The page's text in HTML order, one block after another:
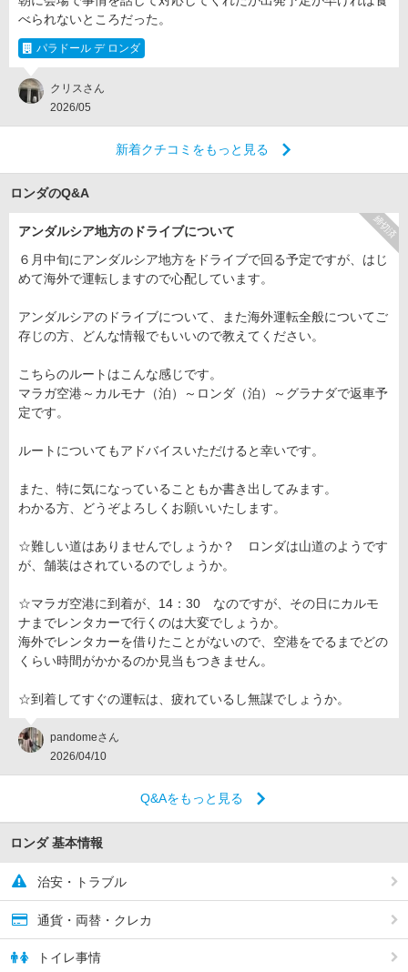
べられないところだった。
パラドール デ ロンダ
クリスさん
2026/05
新着クチコミをもっと見る
ロンダのQ&A
締切済
アンダルシア地方のドライブについて
６月中旬にアンダルシア地方をドライブで回る予定ですが、はじ
めて海外で運転しますので心配しています。
アンダルシアのドライブについて、また海外運転全般についてご
存じの方、どんな情報でもいいので教えてください。
こちらのルートはこんな感じです。
マラガ空港～カルモナ（泊）～ロンダ（泊）～グラナダで返車予
定です。
ルートについてもアドバイスいただけると幸いです。
また、特に気になっていることもか書き出してみます。
わかる方、どうぞよろしくお願いいたします。
☆難しい道はありませんでしょうか？ ロンダは山道のようです
が、舗装はされているのでしょうか。
☆マラガ空港に到着が、14：30 なのですが、その日にカルモ
ナまでレンタカーで行くのは大変でしょうか。
海外でレンタカーを借りたことがないので、空港をでるまでどの
くらい時間がかかるのか見当もつきません。
☆到着してすぐの運転は、疲れているし無謀でしょうか。
pandomeさん
2026/04/10
Q&Aをもっと見る
ロンダ 基本情報
治安・トラブル
通貨・両替・クレカ
トイレ事情